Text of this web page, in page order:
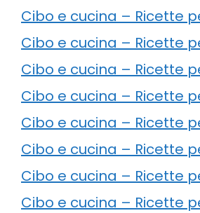
Cibo e cucina – Ricette
Cibo e cucina – Ricette
Cibo e cucina – Ricette
Cibo e cucina – Ricette
Cibo e cucina – Ricette
Cibo e cucina – Ricette
Cibo e cucina – Ricette
Cibo e cucina – Ricette